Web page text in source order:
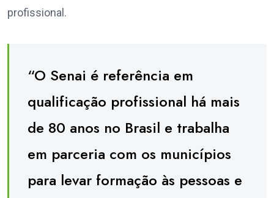
profissional.
“O Senai é referência em
qualificação profissional há mais
de 80 anos no Brasil e trabalha
em parceria com os municípios
para levar formação às pessoas e